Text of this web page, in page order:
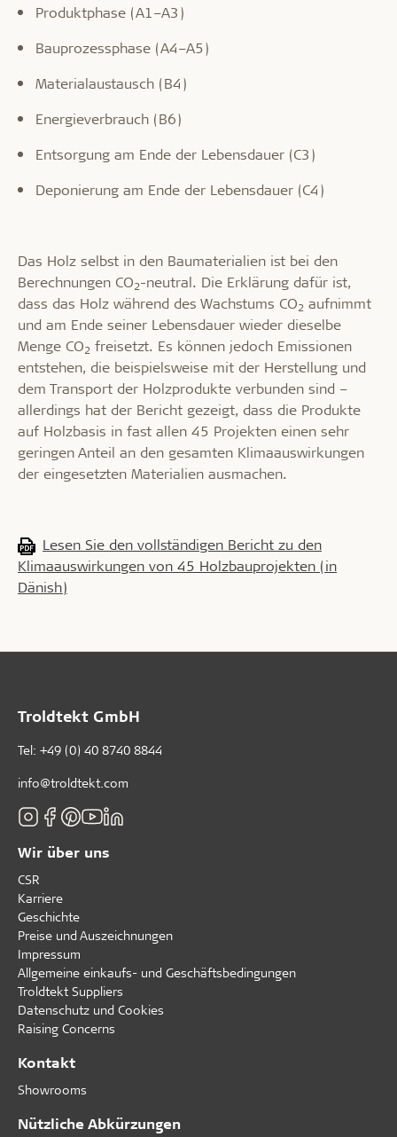
Produktphase (A1–A3)
Bauprozessphase (A4–A5)
Materialaustausch (B4)
Energieverbrauch (B6)
Entsorgung am Ende der Lebensdauer (C3)
Deponierung am Ende der Lebensdauer (C4)
Das Holz selbst in den Baumaterialien ist bei den
Berechnungen CO2-neutral. Die Erklärung dafür ist,
dass das Holz während des Wachstums CO2 aufnimmt
und am Ende seiner Lebensdauer wieder dieselbe
Menge CO2 freisetzt. Es können jedoch Emissionen
entstehen, die beispielsweise mit der Herstellung und
dem Transport der Holzprodukte verbunden sind –
allerdings hat der Bericht gezeigt, dass die Produkte
auf Holzbasis in fast allen 45 Projekten einen sehr
geringen Anteil an den gesamten Klimaauswirkungen
der eingesetzten Materialien ausmachen.
Lesen Sie den vollständigen Bericht zu den
Klimaauswirkungen von 45 Holzbauprojekten (in
Dänish)
Troldtekt GmbH
Tel: +49 (0) 40 8740 8844
info@troldtekt.com
Wir über uns
CSR
Karriere
Geschichte
Preise und Auszeichnungen
Impressum
Allgemeine einkaufs- und Geschäftsbedingungen
Troldtekt Suppliers
Datenschutz und Cookies
Raising Concerns
Kontakt
Showrooms
Nützliche Abkürzungen